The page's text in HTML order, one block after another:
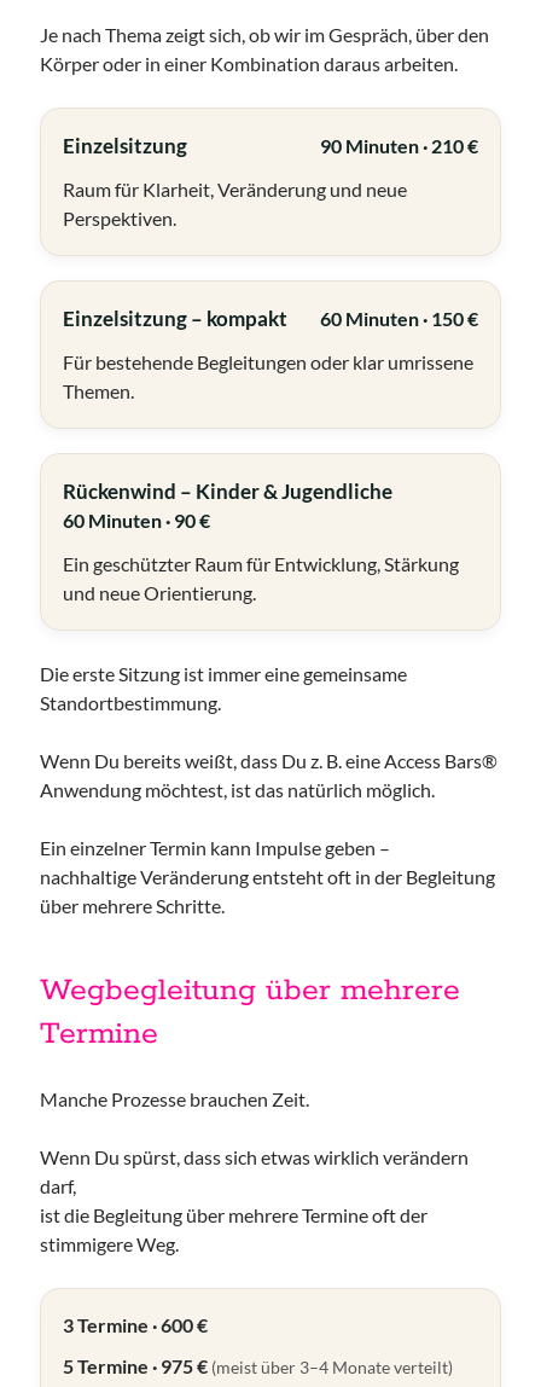
Access Foundation ® mit Anja Ziener -
Dickert
Coaching, Oedenberger Str. 65/Eingang B, 90491 Nürnberg,
Mehr Infos
Sonntag, 09 August 2026
Dickert
Coaching, Oedenberger Str. 65/Eingang B, 90491 Nürnberg,
Montag, 10 August 2026
Access Foundation ® mit Anja Ziener -
Dickert
Kerstin Biß – Räume für mehr… | Ganzheitliche Wegbegleitung &
Mehr Infos
Access Bars® Kurs – Lernen & Anwenden
,Studio Räume für mehr... | Nürnberg
17:30Uhr bis19:30Uhr, Studio Räume für mehr ... | Nürnberg
Mehr Infos
Samstag, 22 August 2026
Je nach Thema zeigt sich, ob wir im Gespräch, über den
Körper oder in einer Kombination daraus arbeiten.
Einzelsitzung
90 Minuten · 210 €
Raum für Klarheit, Veränderung und neue
Perspektiven.
Einzelsitzung – kompakt
60 Minuten · 150 €
Für bestehende Begleitungen oder klar umrissene
Themen.
Rückenwind – Kinder & Jugendliche
60 Minuten · 90 €
Ein geschützter Raum für Entwicklung, Stärkung
und neue Orientierung.
Die erste Sitzung ist immer eine gemeinsame
Standortbestimmung.
Wenn Du bereits weißt, dass Du z. B. eine Access Bars®
Anwendung möchtest, ist das natürlich möglich.
Ein einzelner Termin kann Impulse geben –
nachhaltige Veränderung entsteht oft in der Begleitung
über mehrere Schritte.
Wegbegleitung über mehrere
Termine
Manche Prozesse brauchen Zeit.
Wenn Du spürst, dass sich etwas wirklich verändern
darf,
ist die Begleitung über mehrere Termine oft der
stimmigere Weg.
3 Termine · 600 €
5 Termine · 975 € (meist über 3–4 Monate verteilt)